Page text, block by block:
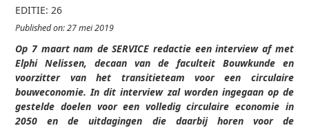
EDITIE: 26
Published on: 27 mei 2019
Op 7 maart nam de SERVICE redactie een interview af met
Elphi Nelissen, decaan van de faculteit Bouwkunde en
voorzitter van het transitieteam voor een circulaire
bouweconomie. In dit interview zal worden ingegaan op de
gestelde doelen voor een volledig circulaire economie in
2050 en de uitdagingen die daarbij horen voor de